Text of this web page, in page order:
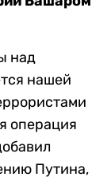
над
нашей
операция
Путина,